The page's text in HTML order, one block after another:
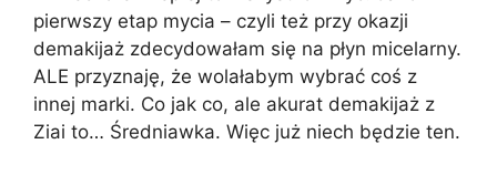
pierwszy etap mycia – czyli też przy okazji
demakijaż zdecydowałam się na płyn micelarny.
ALE przyznaję, że wolałabym wybrać coś z
innej marki. Co jak co, ale akurat demakijaż z
Ziai to… Średniawka. Więc już niech będzie ten.